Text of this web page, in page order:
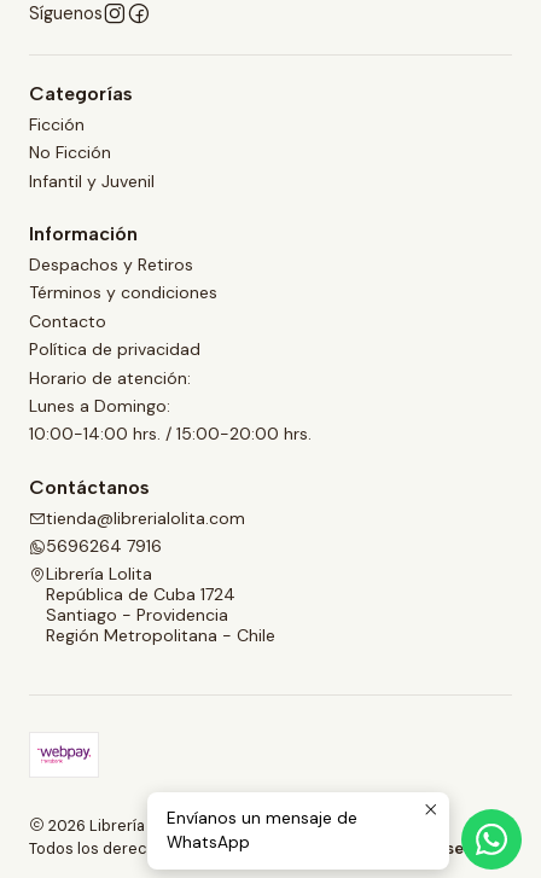
Síguenos
Categorías
Ficción
No Ficción
Infantil y Juvenil
Información
Despachos y Retiros
Términos y condiciones
Contacto
Política de privacidad
Horario de atención:
Lunes a Domingo:
10:00-14:00 hrs. / 15:00-20:00 hrs.
Contáctanos
tienda@librerialolita.com
5696264 7916
Librería Lolita
República de Cuba 1724
Santiago - Providencia
Región Metropolitana - Chile
2026 Librería Lolita.
Todos los derechos reservados.
Desarrollado por Jumpseller.
Envíanos un mensaje de
WhatsApp